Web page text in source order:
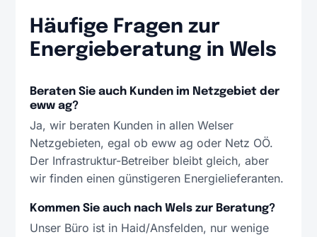
Häufige Fragen zur
Energieberatung in Wels
Beraten Sie auch Kunden im Netzgebiet der
eww ag?
Ja, wir beraten Kunden in allen Welser
Netzgebieten, egal ob eww ag oder Netz OÖ.
Der Infrastruktur-Betreiber bleibt gleich, aber
wir finden einen günstigeren Energielieferanten.
Kommen Sie auch nach Wels zur Beratung?
Unser Büro ist in Haid/Ansfelden, nur wenige